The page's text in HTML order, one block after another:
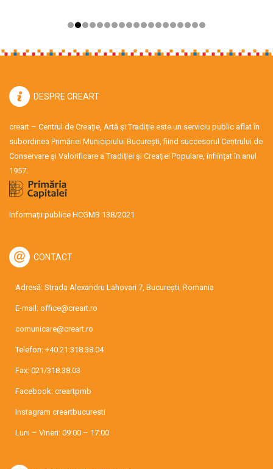
DESPRE CREART
creart – Centrul de Creație, Artă și Tradiție este un serviciu public aflat în
subordinea Primăriei Municipiului București, fiind succesorul Centrului de
Conservare şi Valorificare a Tradiţiei şi Creaţiei Populare, înființat în anul
1957.
Informații publice HCGMB 138/2021
CONTACT
Adresă: Strada Alexandru Lahovari 7, București, Romania
E-mail: office@creart.ro
comunicare@creart.ro
Telefon: +40.21.318.38.04
Fax: 021/318.38.03
Facebook: creartpmb
Instagram creartbucuresti
Luni – Vineri: 09:00 – 17:00